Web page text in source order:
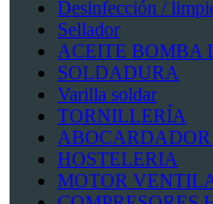
Desinfección /
Sellador
ACEITE BOMBA
SOLDADURA
Varilla soldar
TORNILLERÍA
HOSTELERIA
MOTOR